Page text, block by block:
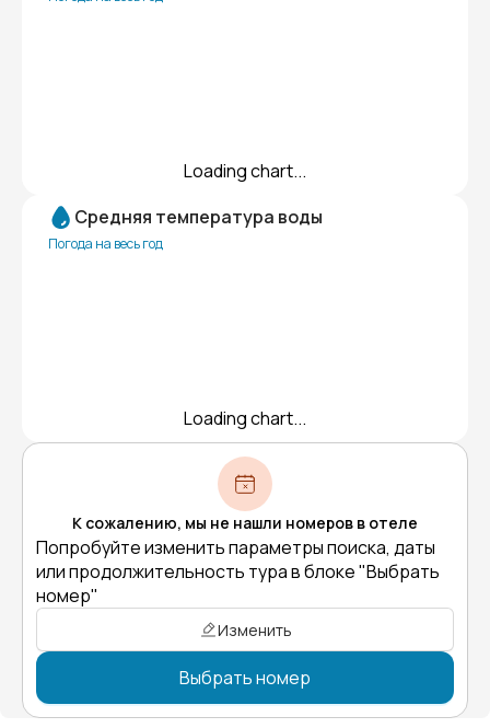
Loading chart...
Средняя температура воды
Погода на весь год
Loading chart...
К сожалению, мы не нашли номеров в отеле
Попробуйте изменить параметры поиска, даты
или продолжительность тура в блоке "Выбрать
номер"
Изменить
Выбрать номер